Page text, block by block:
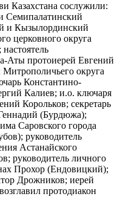
Казахстана сослужили:
Семипалатинский
и Кызылординский
церковного округа
Аты протоиерей Евгений
округа
Константино-
Калиев; и.о. ключаря
Корольков; секретарь
(Бурдюжа);
Саровского города
руководитель
Астанайского
руководитель личного
Прохор (Ендовицкий);
Дрожников; иерей
протодиакон